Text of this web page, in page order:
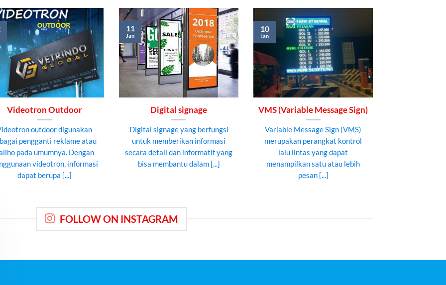
Videotron Outdoor
outdoor digunakan
pengganti reklame atau
pada umumnya. Dengan
videotron, informasi
dapat berupa [...]
Digital signage
Digital signage yang berfungsi
untuk memberikan informasi
secara detail dan informatif yang
bisa membantu dalam [...]
11
Jan
VMS (Variable Message Sign)
Variable Message Sign (VMS)
merupakan perangkat kontrol
lalu lintas yang dapat
menampilkan satu atau lebih
pesan [...]
10
Jan
FOLLOW ON INSTAGRAM